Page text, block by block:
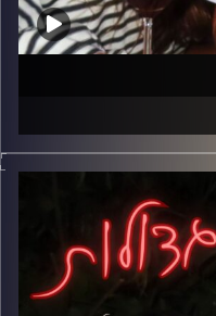
חוזר, אבל למציאות שאף
יציב- לא התוכניות,
כניסות למקלט ורגעים
איך זה הפך לנורמלי,
לצחוק.